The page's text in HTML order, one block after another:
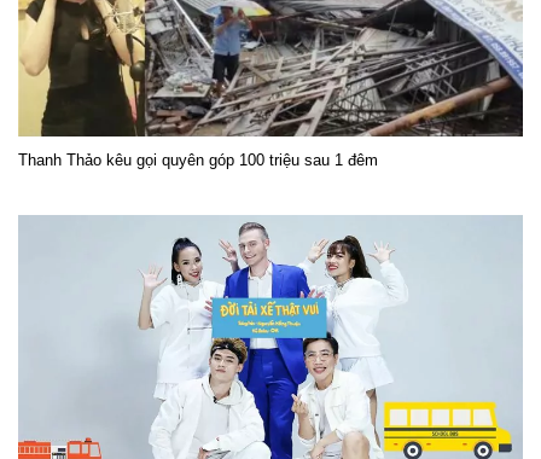
Thanh Thảo kêu gọi quyên góp 100 triệu sau 1 đêm